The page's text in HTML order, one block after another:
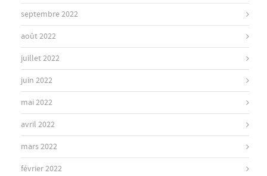
septembre 2022
août 2022
juillet 2022
juin 2022
mai 2022
avril 2022
mars 2022
février 2022